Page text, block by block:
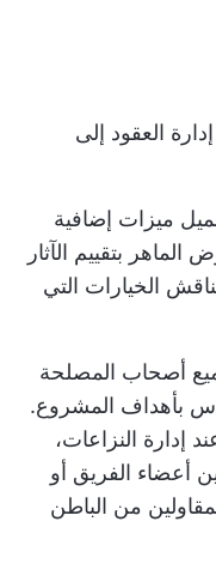
العقود إلى
ميزات إضافية
بتقييم الآثار
الخيارات التي
أصحاب المصلحة
بأهداف المشروع.
إدارة النزاعات،
أعضاء الفريق أو
من الباطن